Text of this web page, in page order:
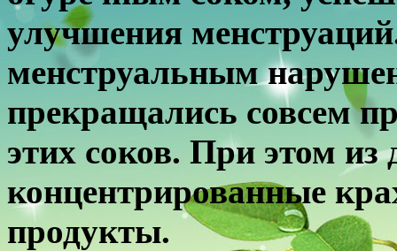
улучшения
менструальным
прекращались совсем
этих соков. При этом
концентрированные
продукты.